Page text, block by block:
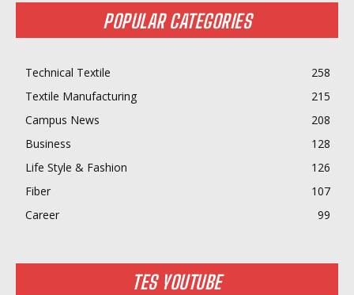
POPULAR CATEGORIES
Technical Textile
258
Textile Manufacturing
215
Campus News
208
Business
128
Life Style & Fashion
126
Fiber
107
Career
99
TES YOUTUBE